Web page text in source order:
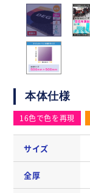
本体仕様
16色で色を再現
サイズ
全厚